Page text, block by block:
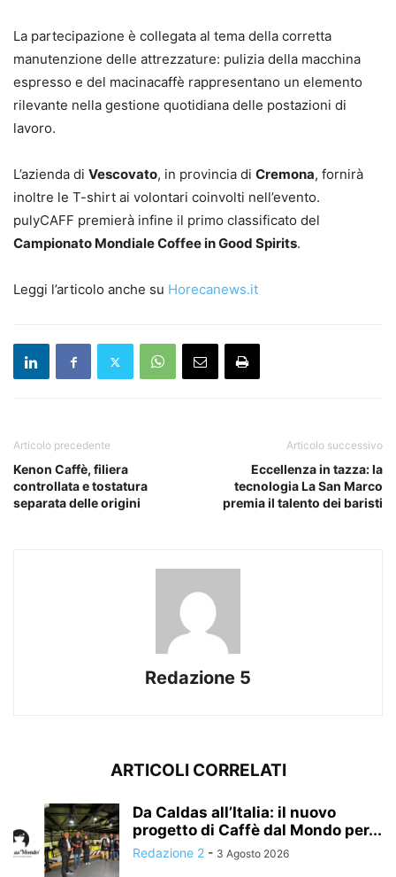
La partecipazione è collegata al tema della corretta
manutenzione delle attrezzature: pulizia della macchina
espresso e del macinacaffè rappresentano un elemento
rilevante nella gestione quotidiana delle postazioni di
lavoro.
L’azienda di Vescovato, in provincia di Cremona, fornirà
inoltre le T-shirt ai volontari coinvolti nell’evento.
pulyCAFF premierà infine il primo classificato del
Campionato Mondiale Coffee in Good Spirits.
Leggi l’articolo anche su Horecanews.it
Articolo precedente
Kenon Caffè, filiera
controllata e tostatura
separata delle origini
Articolo successivo
Eccellenza in tazza: la
tecnologia La San Marco
premia il talento dei baristi
Redazione 5
ARTICOLI CORRELATI
Da Caldas all’Italia: il nuovo
progetto di Caffè dal Mondo per...
Redazione 2 - 3 Agosto 2026